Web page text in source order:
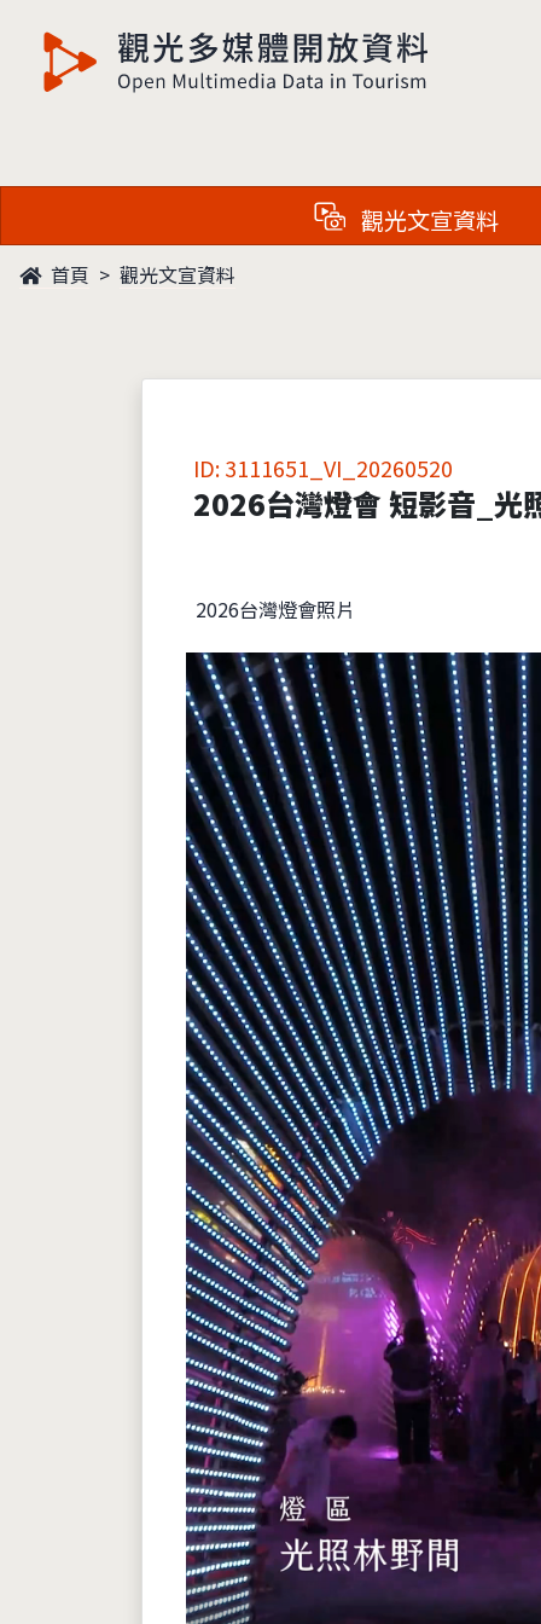
觀光多媒體開放資料
觀光文宣資料
首頁 觀光文宣資料
ID: 3111651_VI_20260520
2026台灣燈會 短影音_光
2026台灣燈會照片